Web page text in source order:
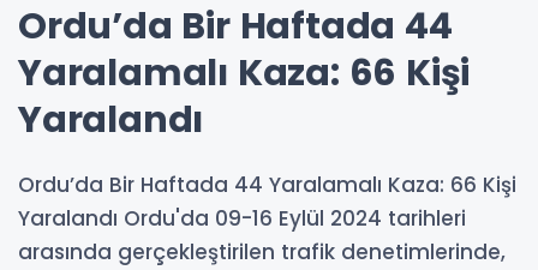
Ordu’da Bir Haftada 44
Yaralamalı Kaza: 66 Kişi
Yaralandı
Ordu’da Bir Haftada 44 Yaralamalı Kaza: 66 Kişi
Yaralandı Ordu'da 09-16 Eylül 2024 tarihleri
arasında gerçekleştirilen trafik denetimlerinde,